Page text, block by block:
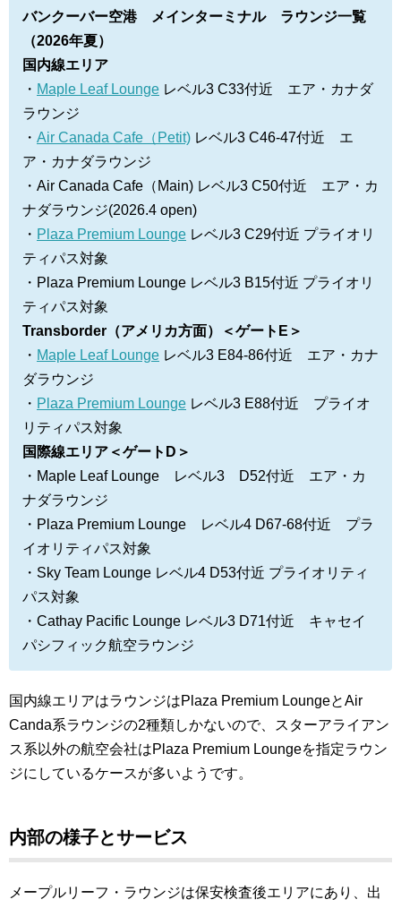
バンクーバー空港 メインターミナル ラウンジ一覧
（2026年夏）
国内線エリア
・ Maple Leaf Lounge レベル3 C33付近 エア・カナダ
ラウンジ
・ Air Canada Cafe（Petit) レベル3 C46-47付近 エ
ア・カナダラウンジ
・Air Canada Cafe（Main) レベル3 C50付近 エア・カ
ナダラウンジ(2026.4 open)
・ Plaza Premium Lounge レベル3 C29付近 プライオリ
ティパス対象
・Plaza Premium Lounge レベル3 B15付近 プライオリ
ティパス対象
Transborder（アメリカ方面）＜ゲートE＞
・ Maple Leaf Lounge レベル3 E84-86付近 エア・カナ
ダラウンジ
・ Plaza Premium Lounge レベル3 E88付近 プライオ
リティパス対象
国際線エリア＜ゲートD＞
・Maple Leaf Lounge レベル3 D52付近 エア・カ
ナダラウンジ
・Plaza Premium Lounge レベル4 D67-68付近 プラ
イオリティパス対象
・Sky Team Lounge レベル4 D53付近 プライオリティ
パス対象
・Cathay Pacific Lounge レベル3 D71付近 キャセイ
パシフィック航空ラウンジ
国内線エリアはラウンジはPlaza Premium LoungeとAir
Canda系ラウンジの2種類しかないので、スターアライアン
ス系以外の航空会社はPlaza Premium Loungeを指定ラウン
ジにしているケースが多いようです。
内部の様子とサービス
メープルリーフ・ラウンジは保安検査後エリアにあり、出